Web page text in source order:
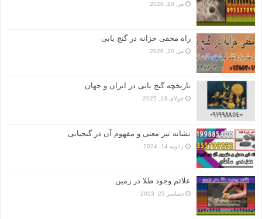
می 20, 2026
راه مخفی خزانه در گنج یابی
می 20, 2026
تاریخچه گنج‌ یابی در ایران و جهان
جولای 13, 2025
نشانه تبر معنی و مفهوم آن در گنجیابی
ژانویه 14, 2024
علائم وجود طلا در زمین
دسامبر 23, 2023